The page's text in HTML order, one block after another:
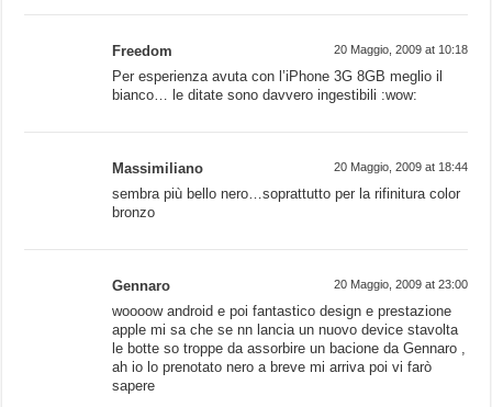
Freedom 20 Maggio, 2009 at 10:18
Per esperienza avuta con l’iPhone 3G 8GB meglio il
bianco… le ditate sono davvero ingestibili :wow:
Massimiliano 20 Maggio, 2009 at 18:44
sembra più bello nero…soprattutto per la rifinitura color
bronzo
Gennaro 20 Maggio, 2009 at 23:00
woooow android e poi fantastico design e prestazione
apple mi sa che se nn lancia un nuovo device stavolta
le botte so troppe da assorbire un bacione da Gennaro ,
ah io lo prenotato nero a breve mi arriva poi vi farò
sapere